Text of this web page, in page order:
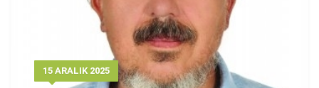
15 ARALIK 2025